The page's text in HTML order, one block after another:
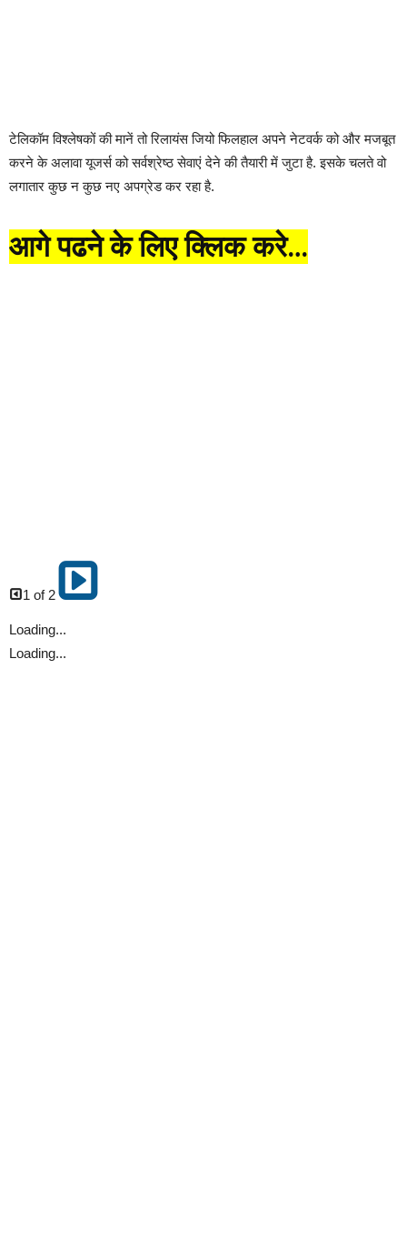
टेलिकॉम विश्लेषकों की मानें तो रिलायंस जियो फिलहाल अपने नेटवर्क को और मजबूत
करने के अलावा यूजर्स को सर्वश्रेष्ठ सेवाएं देने की तैयारी में जुटा है. इसके चलते वो
लगातार कुछ न कुछ नए अपग्रेड कर रहा है.
आगे पढने के लिए क्लिक करे…
1 of 2
Loading...
Loading...